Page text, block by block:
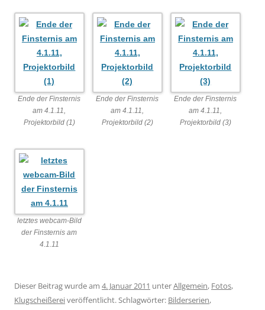
Ende der Finsternis
am 4.1.11,
Projektorbild (1)
Ende der Finsternis
am 4.1.11,
Projektorbild (2)
Ende der Finsternis
am 4.1.11,
Projektorbild (3)
letztes webcam-Bild
der Finsternis am
4.1.11
Dieser Beitrag wurde am 4. Januar 2011 unterAllgemein, Fotos,
Klugscheißereiveröffentlicht. Schlagwörter: Bilderserien,